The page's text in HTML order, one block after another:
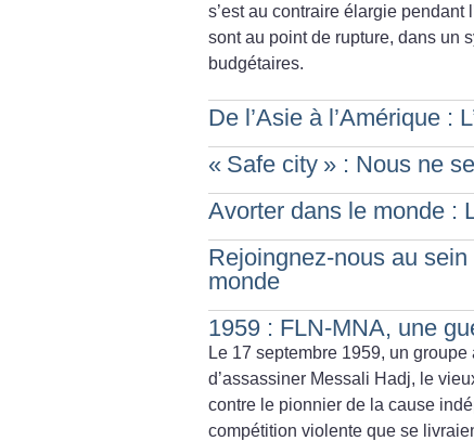
s’est au contraire élargie pendant
sont au point de rupture, dans un
budgétaires.
De l’Asie à l’Amérique :
« Safe city » : Nous ne
Avorter dans le monde :
Rejoingnez-nous au
monde
1959 : FLN-MNA, une
Le 17 septembre 1959, un
d’assassiner Messali Hadj, le
contre le pionnier de la cause
compétition violente que se